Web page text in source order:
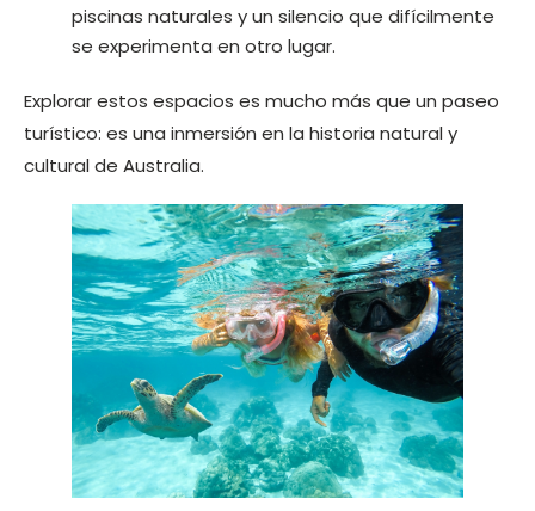
piscinas naturales y un silencio que difícilmente
se experimenta en otro lugar.
Explorar estos espacios es mucho más que un paseo
turístico: es una inmersión en la historia natural y
cultural de Australia.